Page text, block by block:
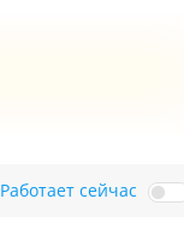
Работает сейчас